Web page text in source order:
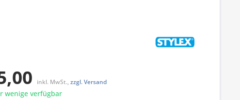
inkl. MwSt.,zzgl. Versand
wenige verfügbar